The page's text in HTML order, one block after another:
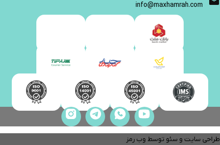
info@maxhamrah.com
طراحی سایت و سئو توسط وب رمز